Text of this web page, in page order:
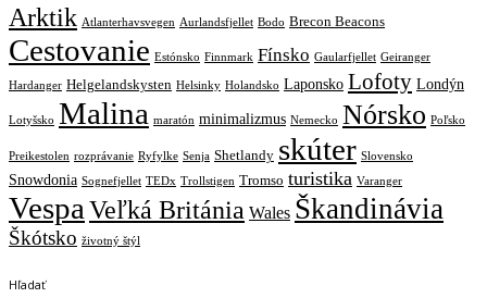
Arktik Atlanterhavsvegen Aurlandsfjellet Bodo Brecon Beacons
Cestovanie Estónsko Finnmark Fínsko Gaularfjellet Geiranger
Hardanger Helgelandskysten Helsinky Holandsko Laponsko Lofoty Londýn
Lotyšsko Malina maratón minimalizmus Nemecko Nórsko Poľsko
Preikestolen rozprávanie Ryfylke Senja Shetlandy skúter Slovensko
Snowdonia Sognefjellet TEDx Trollstigen Tromso turistika Varanger
Vespa Veľká Británia Wales Škandinávia
Škótsko životný štýl
Hľadať